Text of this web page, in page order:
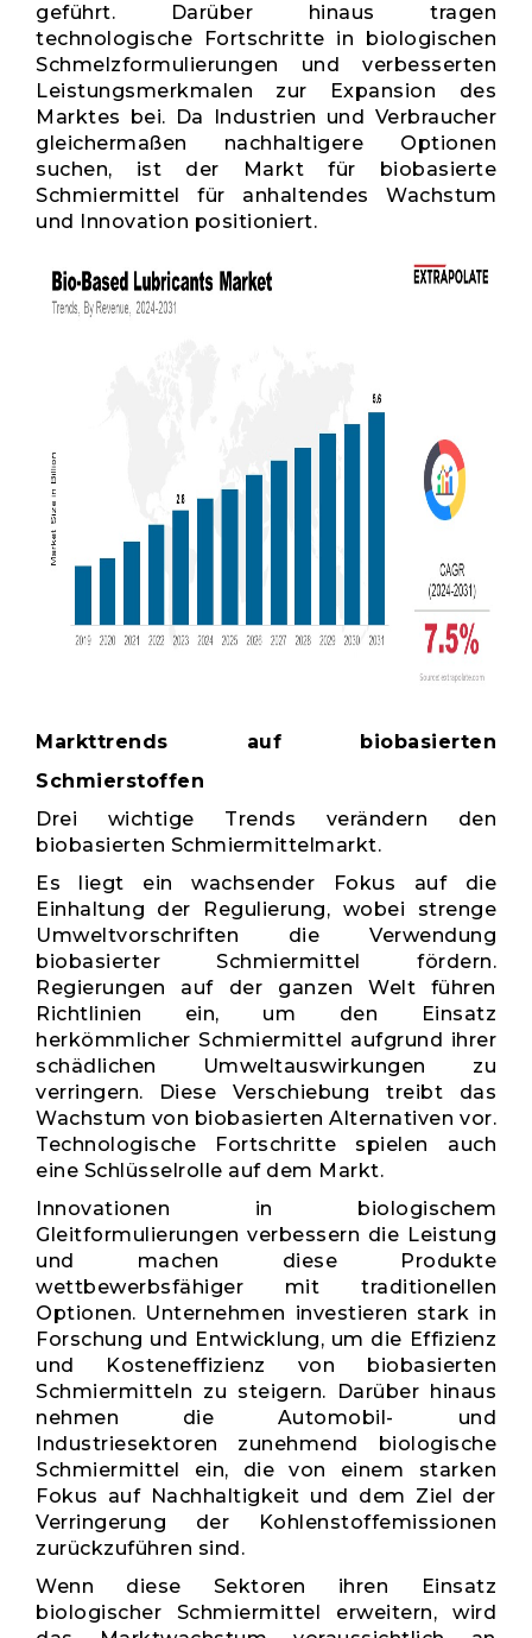
geführt. Darüber hinaus tragen
technologische Fortschritte in biologischen
Schmelzformulierungen und verbesserten
Leistungsmerkmalen zur Expansion des
Marktes bei. Da Industrien und Verbraucher
gleichermaßen nachhaltigere Optionen
suchen, ist der Markt für biobasierte
Schmiermittel für anhaltendes Wachstum
und Innovation positioniert.
Markttrends auf biobasierten
Schmierstoffen
Drei wichtige Trends verändern den
biobasierten Schmiermittelmarkt.
Es liegt ein wachsender Fokus auf die
Einhaltung der Regulierung, wobei strenge
Umweltvorschriften die Verwendung
biobasierter Schmiermittel fördern.
Regierungen auf der ganzen Welt führen
Richtlinien ein, um den Einsatz
herkömmlicher Schmiermittel aufgrund ihrer
schädlichen Umweltauswirkungen zu
verringern. Diese Verschiebung treibt das
Wachstum von biobasierten Alternativen vor.
Technologische Fortschritte spielen auch
eine Schlüsselrolle auf dem Markt.
Innovationen in biologischem
Gleitformulierungen verbessern die Leistung
und machen diese Produkte
wettbewerbsfähiger mit traditionellen
Optionen. Unternehmen investieren stark in
Forschung und Entwicklung, um die Effizienz
und Kosteneffizienz von biobasierten
Schmiermitteln zu steigern. Darüber hinaus
nehmen die Automobil- und
Industriesektoren zunehmend biologische
Schmiermittel ein, die von einem starken
Fokus auf Nachhaltigkeit und dem Ziel der
Verringerung der Kohlenstoffemissionen
zurückzuführen sind.
Wenn diese Sektoren ihren Einsatz
biologischer Schmiermittel erweitern, wird